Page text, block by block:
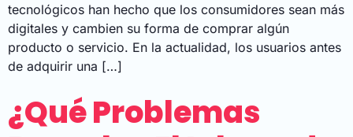
tecnológicos han hecho que los consumidores sean más
digitales y cambien su forma de comprar algún
producto o servicio. En la actualidad, los usuarios antes
de adquirir una […]
¿Qué Problemas